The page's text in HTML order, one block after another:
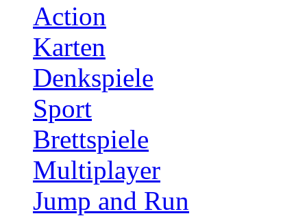
Action
Karten
Denkspiele
Sport
Brettspiele
Multiplayer
Jump and Run